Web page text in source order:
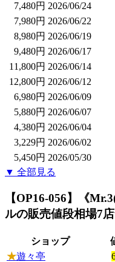
7,480円 2026/06/24
7,980円 2026/06/22
8,980円 2026/06/19
9,480円 2026/06/17
11,800円 2026/06/14
12,800円 2026/06/12
6,980円 2026/06/09
5,880円 2026/06/07
4,380円 2026/06/04
3,229円 2026/06/02
5,450円 2026/05/30
▼ 全部見る
【OP16-056】《
ルの販売値段相場7
ショップ
★遊々亭